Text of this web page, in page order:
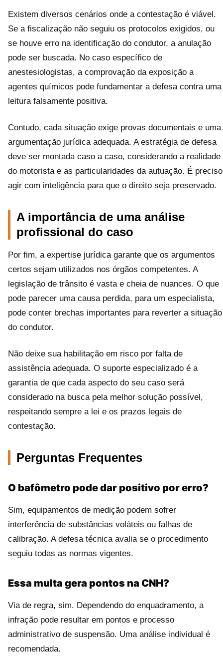
Existem diversos cenários onde a contestação é viável.
Se a fiscalização não seguiu os protocolos exigidos, ou
se houve erro na identificação do condutor, a anulação
pode ser buscada. No caso específico de
anestesiologistas, a comprovação da exposição a
agentes químicos pode fundamentar a defesa contra uma
leitura falsamente positiva.
Contudo, cada situação exige provas documentais e uma
argumentação jurídica adequada. A estratégia de defesa
deve ser montada caso a caso, considerando a realidade
do motorista e as particularidades da autuação. É preciso
agir com inteligência para que o direito seja preservado.
A importância de uma análise
profissional do caso
Por fim, a expertise jurídica garante que os argumentos
certos sejam utilizados nos órgãos competentes. A
legislação de trânsito é vasta e cheia de nuances. O que
pode parecer uma causa perdida, para um especialista,
pode conter brechas importantes para reverter a situação
do condutor.
Não deixe sua habilitação em risco por falta de
assistência adequada. O suporte especializado é a
garantia de que cada aspecto do seu caso será
considerado na busca pela melhor solução possível,
respeitando sempre a lei e os prazos legais de
contestação.
Perguntas Frequentes
O bafômetro pode dar positivo por erro?
Sim, equipamentos de medição podem sofrer
interferência de substâncias voláteis ou falhas de
calibração. A defesa técnica avalia se o procedimento
seguiu todas as normas vigentes.
Essa multa gera pontos na CNH?
Via de regra, sim. Dependendo do enquadramento, a
infração pode resultar em pontos e processo
administrativo de suspensão. Uma análise individual é
recomendada.